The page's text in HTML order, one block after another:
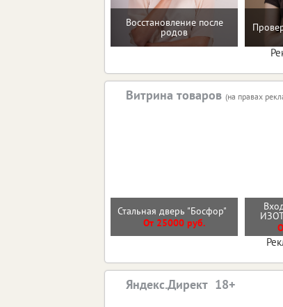
Восстановление после
родов
Витрина товаров (на правах
Стальная дверь "Босфор"
От 25000 руб.
Яндекс.Директ